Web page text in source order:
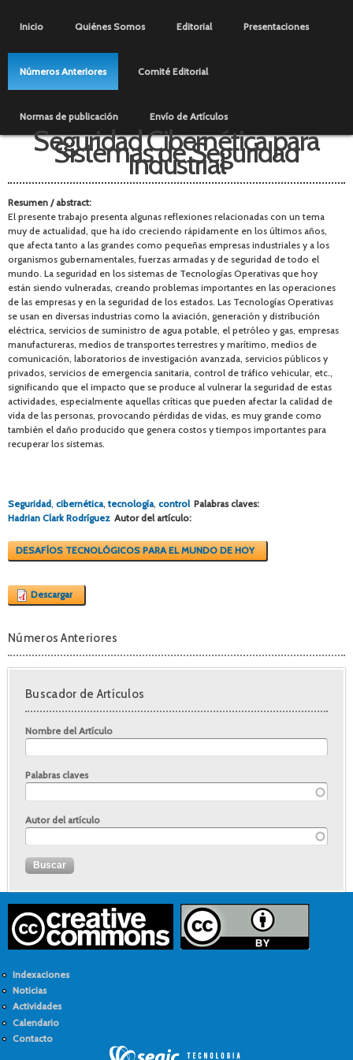
contenido
Menú principal
Inicio Quiénes Somos Editorial Presentaciones
Números Anteriores Comité Editorial
Normas de publicación Envío de Artículos
Seguridad Cibernética para
Sistemas de Seguridad
Industrial
Resumen / abstract:
El presente trabajo presenta algunas reflexiones relacionadas con un tema
muy de actualidad, que ha ido creciendo rápidamente en los últimos años,
que afecta tanto a las grandes como pequeñas empresas industriales y a los
organismos gubernamentales, fuerzas armadas y de seguridad de todo el
mundo. La seguridad en los sistemas de Tecnologías Operativas que hoy
están siendo vulneradas, creando problemas importantes en las operaciones
de las empresas y en la seguridad de los estados. Las Tecnologías Operativas
se usan en diversas industrias como la aviación, generación y distribución
eléctrica, servicios de suministro de agua potable, el petróleo y gas, empresas
manufactureras, medios de transportes terrestres y marítimo, medios de
comunicación, laboratorios de investigación avanzada, servicios públicos y
privados, servicios de emergencia sanitaria, control de tráfico vehicular, etc.,
significando que el impacto que se produce al vulnerar la seguridad de estas
actividades, especialmente aquellas críticas que pueden afectar la calidad de
vida de las personas, provocando pérdidas de vidas, es muy grande como
también el daño producido que genera costos y tiempos importantes para
recuperar los sistemas.
Palabras claves:
Seguridad, cibernética,tecnología, control
Autor del artículo:
Hadrian Clark Rodríguez
DESAFÍOS TECNOLÓGICOS PARA EL MUNDO DE HOY
Descargar
Números Anteriores
Buscador de Artículos
Nombre del Artículo
Palabras claves
Autor del artículo
Indexaciones
Noticias
Actividades
Calendario
Contacto